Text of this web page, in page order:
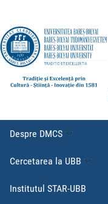
Despre DMCS
Cercetarea la UBB
Institutul STAR-UBB